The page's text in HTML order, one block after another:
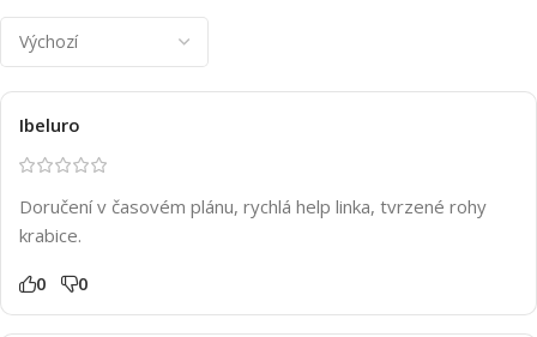
Ibeluro
Doručení v časovém plánu, rychlá help linka, tvrzené rohy
krabice.
0 0